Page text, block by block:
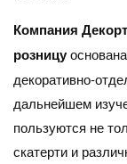
Компания
розницу
декоративно-
дальнейшем
пользуются не
скатерти и